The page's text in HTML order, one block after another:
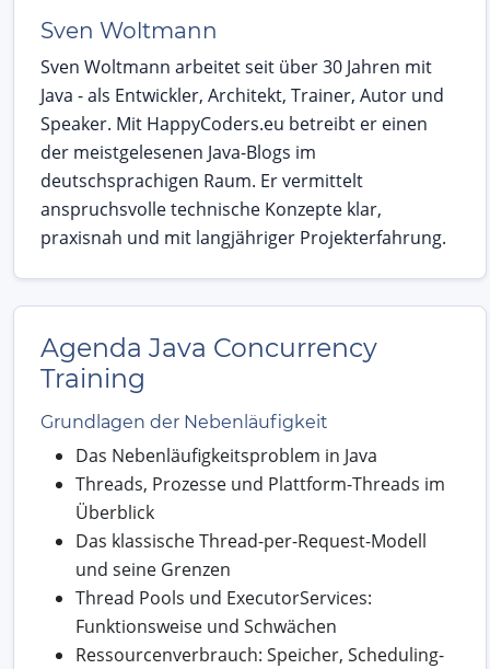
Sven Woltmann
Sven Woltmann arbeitet seit über 30 Jahren mit
Java - als Entwickler, Architekt, Trainer, Autor und
Speaker. Mit HappyCoders.eu betreibt er einen
der meistgelesenen Java-Blogs im
deutschsprachigen Raum. Er vermittelt
anspruchsvolle technische Konzepte klar,
praxisnah und mit langjähriger Projekterfahrung.
Agenda Java Concurrency
Training
Grundlagen der Nebenläufigkeit
Das Nebenläufigkeitsproblem in Java
Threads, Prozesse und Plattform-Threads im
Überblick
Das klassische Thread-per-Request-Modell
und seine Grenzen
Thread Pools und ExecutorServices:
Funktionsweise und Schwächen
Ressourcenverbrauch: Speicher, Scheduling-